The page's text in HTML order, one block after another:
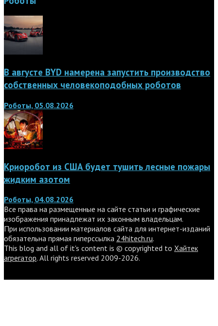
В августе BYD намерена запустить производство
собственных человекоподобных роботов
Роботы, 05.08.2026
Криоробот из США будет тушить лесные пожары
жидким азотом
Роботы, 04.08.2026
Все права на размещенные на сайте статьи и графические
изображения принадлежат их законным владельцам.
При использовании материалов сайта для интернет-изданий
обязательна прямая гиперссылка 24hitech.ru.
This blog and all of it's content is © copyrighted to Хайтек
агрегатор. All rights reserved 2009-2026.